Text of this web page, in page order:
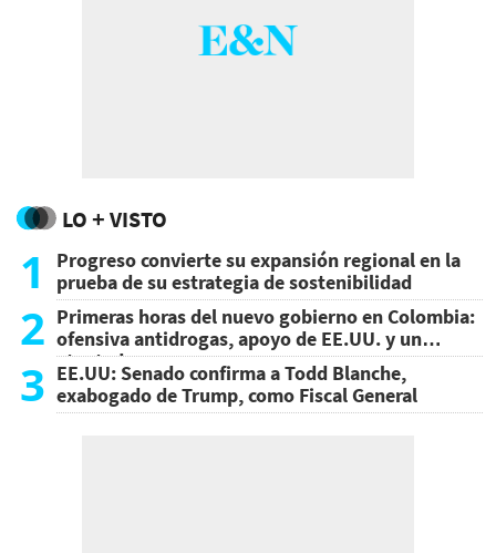
LO + VISTO
1
Progreso convierte su expansión regional en la
prueba de su estrategia de sostenibilidad
2 Primeras horas del nuevo gobierno en Colombia:
ofensiva antidrogas, apoyo de EE.UU. y un
atentado
3 EE.UU: Senado confirma a Todd Blanche,
exabogado de Trump, como Fiscal General